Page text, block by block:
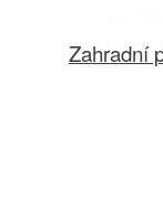
Zahradní